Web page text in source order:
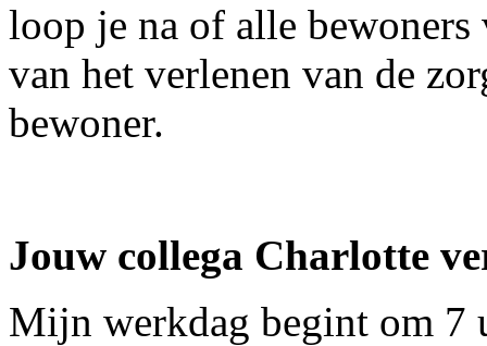
loop je na of alle
van het verlenen van de
bewoner.
Jouw collega Charlotte
Mijn werkdag begint om 7